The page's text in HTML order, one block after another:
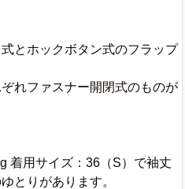
とホックボタン式のフラップ
れファスナー開閉式のものが
着用サイズ：36（S）で袖丈
とりがあります。